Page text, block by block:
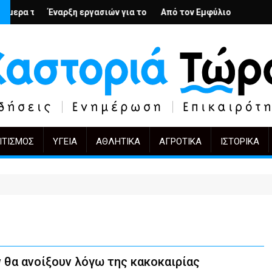
– Ο Άρμιν Βέγκνερ απέναντι στη λήθη
για το Κέντρο Ημέρας Ολικής Φροντίδας στην Καστοριά
Από τον Εμφύλιο στην Πόλωση: το ίδιο έργο,
KIFF 51: Η εικόνα
ΥΓΕΊΑ ΑΘΛΗΤΙΚΆ ΑΓΡΟΤΙΚΆ ΙΣΤΟΡΙΚΆ
ανοίξουν λόγω της κακοκαιρίας